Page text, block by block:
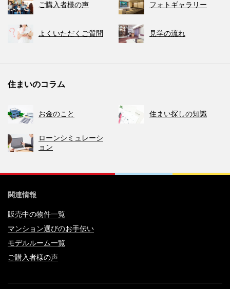
ご購入者様の声 フォトギャラリー
よくいただくご質問 見学の流れ
住まいのコラム
お金のこと 住まい探しの知識
ローンシミュレーシ
ョン
関連情報
販売中の物件一覧
マンション選びのお手伝い
モデルルーム一覧
ご購入者様の声